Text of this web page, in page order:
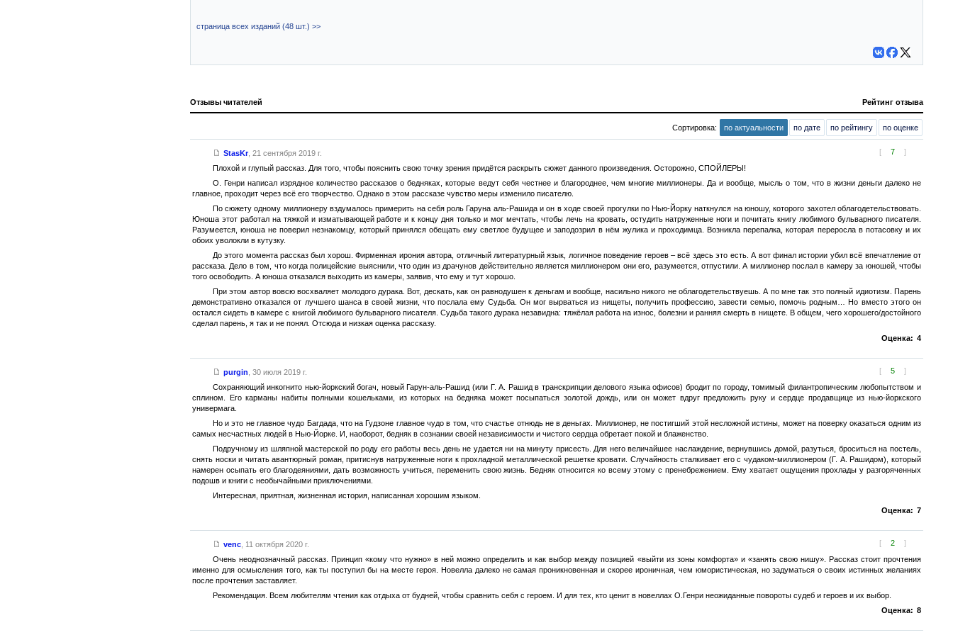
страница всех изданий (48 шт.) >>
Отзывы читателей Рейтинг отзыва
Сортировка: по актуальности по дате по рейтингу по оценке
[ 7 ]
StasKr, 21 сентября 2019 г.
Плохой и глупый рассказ. Для того, чтобы пояснить свою точку зрения придётся раскрыть сюжет данного произведения. Осторожно, СПОЙЛЕРЫ!
О. Генри написал изрядное количество рассказов о бедняках, которые ведут себя честнее и благороднее, чем многие миллионеры. Да и вообще, мысль о том, что в жизни деньги далеко не
главное, проходит через всё его творчество. Однако в этом рассказе чувство меры изменило писателю.
По сюжету одному миллионеру вздумалось примерить на себя роль Гаруна аль-Рашида и он в ходе своей прогулки по Нью-Йорку наткнулся на юношу, которого захотел облагодетельствовать.
Юноша этот работал на тяжкой и изматывающей работе и к концу дня только и мог мечтать, чтобы лечь на кровать, остудить натруженные ноги и почитать книгу любимого бульварного писателя.
Разумеется, юноша не поверил незнакомцу, который принялся обещать ему светлое будущее и заподозрил в нём жулика и проходимца. Возникла перепалка, которая переросла в потасовку и их
обоих уволокли в кутузку.
До этого момента рассказ был хорош. Фирменная ирония автора, отличный литературный язык, логичное поведение героев – всё здесь это есть. А вот финал истории убил всё впечатление от
рассказа. Дело в том, что когда полицейские выяснили, что один из драчунов действительно является миллионером они его, разумеется, отпустили. А миллионер послал в камеру за юношей, чтобы
того освободить. А юноша отказался выходить из камеры, заявив, что ему и тут хорошо.
При этом автор вовсю восхваляет молодого дурака. Вот, дескать, как он равнодушен к деньгам и вообще, насильно никого не облагодетельствуешь. А по мне так это полный идиотизм. Парень
демонстративно отказался от лучшего шанса в своей жизни, что послала ему Судьба. Он мог вырваться из нищеты, получить профессию, завести семью, помочь родным… Но вместо этого он
остался сидеть в камере с книгой любимого бульварного писателя. Судьба такого дурака незавидна: тяжёлая работа на износ, болезни и ранняя смерть в нищете. В общем, чего хорошего/достойного
сделал парень, я так и не понял. Отсюда и низкая оценка рассказу.
Оценка: 4
[ 5 ]
purgin 30 июля 2019 г.
Сохраняющий инкогнито нью-йоркский богач, новый Гарун-аль-Рашид (или Г. А. Рашид в транскрипции делового языка офисов) бродит по городу, томимый филантропическим любопытством и
сплином. Его карманы набиты полными кошельками, из которых на бедняка может посыпаться золотой дождь, или он может вдруг предложить руку и сердце продавщице из нью-йоркского
универмага.
Но и это не главное чудо Багдада, что на Гудзоне главное чудо в том, что счастье отнюдь не в деньгах. Миллионер, не постигший этой несложной истины, может на поверку оказаться одним из
самых несчастных людей в Нью-Йорке. И, наоборот, бедняк в сознании своей независимости и чистого сердца обретает покой и блаженство.
Подручному из шляпной мастерской по роду его работы весь день не удается ни на минуту присесть. Для него величайшее наслаждение, вернувшись домой, разуться, броситься на постель,
снять носки и читать авантюрный роман, притиснув натруженные ноги к прохладной металлической решетке кровати. Случайность сталкивает его с чудаком-миллионером (Г. А. Рашидом), который
намерен осыпать его благодеяниями, дать возможность учиться, переменить свою жизнь. Бедняк относится ко всему этому с пренебрежением. Ему хватает ощущения прохлады у разгоряченных
подошв и книги с необычайными приключениями.
Интересная, приятная, жизненная история, написанная хорошим языком.
Оценка: 7
[ 2 ]
venc, 11 октября 2020 г.
Очень неоднозначный рассказ. Принцип «кому что нужно» в ней можно определить и как выбор между позицией «выйти из зоны комфорта» и «занять свою нишу». Рассказ стоит прочтения
именно для осмысления того, как ты поступил бы на месте героя. Новелла далеко не самая проникновенная и скорее ироничная, чем юмористическая, но задуматься о своих истинных желаниях
после прочтения заставляет.
Рекомендация. Всем любителям чтения как отдыха от будней, чтобы сравнить себя с героем. И для тех, кто ценит в новеллах О.Генри неожиданные повороты судеб и героев и их выбор.
Оценка: 8